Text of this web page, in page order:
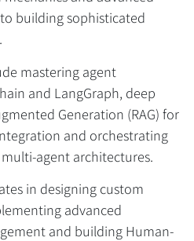
על
building sophisticated
mastering agent
and LangGraph, deep
Generation (RAG) for
and orchestrating
agent architectures.
in designing custom
advanced
and building Human-